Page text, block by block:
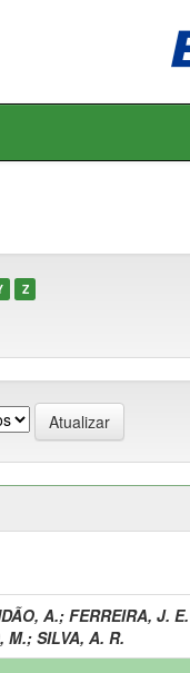
Z
A.; FERREIRA, J.
M.; SILVA, A. R.